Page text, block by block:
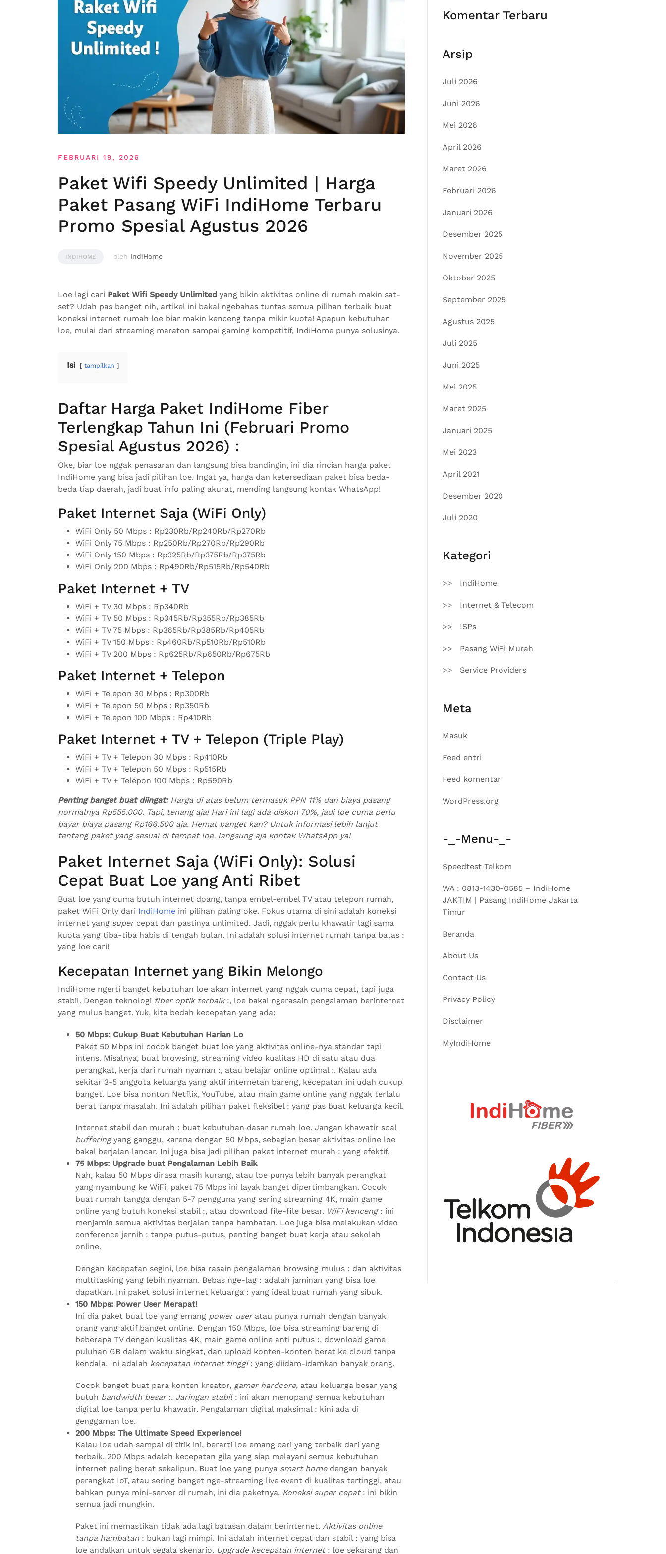
FEBRUARI 19, 2026
Paket Wifi Speedy Unlimited | Harga
Paket Pasang WiFi IndiHome Terbaru
Promo Spesial Agustus 2026
INDIHOME oleh IndiHome
Loe lagi cari Paket Wifi Speedy Unlimited yang bikin aktivitas online di rumah makin sat-
set? Udah pas banget nih, artikel ini bakal ngebahas tuntas semua pilihan terbaik buat
koneksi internet rumah loe biar makin kenceng tanpa mikir kuota! Apapun kebutuhan
loe, mulai dari streaming maraton sampai gaming kompetitif, IndiHome punya solusinya.
Isi tampilkan
Daftar Harga Paket IndiHome Fiber
Terlengkap Tahun Ini (Februari Promo
Spesial Agustus 2026) :
Oke, biar loe nggak penasaran dan langsung bisa bandingin, ini dia rincian harga paket
IndiHome yang bisa jadi pilihan loe. Ingat ya, harga dan ketersediaan paket bisa beda-
beda tiap daerah, jadi buat info paling akurat, mending langsung kontak WhatsApp!
Paket Internet Saja (WiFi Only)
WiFi Only 50 Mbps : Rp230Rb/Rp240Rb/Rp270Rb
WiFi Only 75 Mbps : Rp250Rb/Rp270Rb/Rp290Rb
WiFi Only 150 Mbps : Rp325Rb/Rp375Rb/Rp375Rb
WiFi Only 200 Mbps : Rp490Rb/Rp515Rb/Rp540Rb
Paket Internet + TV
WiFi + TV 30 Mbps : Rp340Rb
WiFi + TV 50 Mbps : Rp345Rb/Rp355Rb/Rp385Rb
WiFi + TV 75 Mbps : Rp365Rb/Rp385Rb/Rp405Rb
WiFi + TV 150 Mbps : Rp460Rb/Rp510Rb/Rp510Rb
WiFi + TV 200 Mbps : Rp625Rb/Rp650Rb/Rp675Rb
Paket Internet + Telepon
WiFi + Telepon 30 Mbps : Rp300Rb
WiFi + Telepon 50 Mbps : Rp350Rb
WiFi + Telepon 100 Mbps : Rp410Rb
Paket Internet + TV + Telepon (Triple Play)
WiFi + TV + Telepon 30 Mbps : Rp410Rb
WiFi + TV + Telepon 50 Mbps : Rp515Rb
WiFi + TV + Telepon 100 Mbps : Rp590Rb
Penting banget buat diingat:Harga di atas belum termasuk PPN 11% dan biaya pasang
normalnya Rp555.000. Tapi, tenang aja! Hari ini lagi ada diskon 70%, jadi loe cuma perlu
bayar biaya pasang Rp166.500 aja. Hemat banget kan? Untuk informasi lebih lanjut
tentang paket yang sesuai di tempat loe, langsung aja kontak WhatsApp ya!
Paket Internet Saja (WiFi Only): Solusi
Cepat Buat Loe yang Anti Ribet
Buat loe yang cuma butuh internet doang, tanpa embel-embel TV atau telepon rumah,
paket WiFi Only dari IndiHome ini pilihan paling oke. Fokus utama di sini adalah koneksi
internet yang supercepat dan pastinya unlimited. Jadi, nggak perlu khawatir lagi sama
kuota yang tiba-tiba habis di tengah bulan. Ini adalah solusi internet rumah tanpa batas :
yang loe cari!
Kecepatan Internet yang Bikin Melongo
IndiHome ngerti banget kebutuhan loe akan internet yang nggak cuma cepat, tapi juga
stabil. Dengan teknologi fiber optik terbaik:, loe bakal ngerasain pengalaman berinternet
yang mulus banget. Yuk, kita bedah kecepatan yang ada:
50 Mbps: Cukup Buat Kebutuhan Harian Lo
Paket 50 Mbps ini cocok banget buat loe yang aktivitas online-nya standar tapi
intens. Misalnya, buat browsing, streaming video kualitas HD di satu atau dua
perangkat, kerja dari rumah nyaman :, atau belajar online optimal :. Kalau ada
sekitar 3-5 anggota keluarga yang aktif internetan bareng, kecepatan ini udah cukup
banget. Loe bisa nonton Netflix, YouTube, atau main game online yang nggak terlalu
berat tanpa masalah. Ini adalah pilihan paket fleksibel : yang pas buat keluarga kecil.
Internet stabil dan murah : buat kebutuhan dasar rumah loe. Jangan khawatir soal
bufferingyang ganggu, karena dengan 50 Mbps, sebagian besar aktivitas online loe
bakal berjalan lancar. Ini juga bisa jadi pilihan paket internet murah : yang efektif.
75 Mbps: Upgrade buat Pengalaman Lebih Baik
Nah, kalau 50 Mbps dirasa masih kurang, atau loe punya lebih banyak perangkat
yang nyambung ke WiFi, paket 75 Mbps ini layak banget dipertimbangkan. Cocok
buat rumah tangga dengan 5-7 pengguna yang sering streaming 4K, main game
online yang butuh koneksi stabil :, atau download file-file besar. WiFi kenceng: ini
menjamin semua aktivitas berjalan tanpa hambatan. Loe juga bisa melakukan video
conference jernih : tanpa putus-putus, penting banget buat kerja atau sekolah
online.
Dengan kecepatan segini, loe bisa rasain pengalaman browsing mulus : dan aktivitas
multitasking yang lebih nyaman. Bebas nge-lag : adalah jaminan yang bisa loe
dapatkan. Ini paket solusi internet keluarga : yang ideal buat rumah yang sibuk.
150 Mbps: Power User Merapat!
Ini dia paket buat loe yang emang power useratau punya rumah dengan banyak
orang yang aktif banget online. Dengan 150 Mbps, loe bisa streaming bareng di
beberapa TV dengan kualitas 4K, main game online anti putus :, download game
puluhan GB dalam waktu singkat, dan upload konten-konten berat ke cloud tanpa
kendala. Ini adalah kecepatan internet tinggi: yang diidam-idamkan banyak orang.
Cocok banget buat para konten kreator, gamer hardcore, atau keluarga besar yang
butuh bandwidth besar:. Jaringan stabil: ini akan menopang semua kebutuhan
digital loe tanpa perlu khawatir. Pengalaman digital maksimal : kini ada di
genggaman loe.
200 Mbps: The Ultimate Speed Experience!
Kalau loe udah sampai di titik ini, berarti loe emang cari yang terbaik dari yang
terbaik. 200 Mbps adalah kecepatan gila yang siap melayani semua kebutuhan
internet paling berat sekalipun. Buat loe yang punya smart homedengan banyak
perangkat IoT, atau sering banget nge-streaming live event di kualitas tertinggi, atau
bahkan punya mini-server di rumah, ini dia paketnya. Koneksi super cepat: ini bikin
semua jadi mungkin.
Paket ini memastikan tidak ada lagi batasan dalam berinternet. Aktivitas online
tanpa hambatan : bukan lagi mimpi. Ini adalah internet cepat dan stabil : yang bisa
loe andalkan untuk segala skenario. Upgrade kecepatan internet: loe sekarang dan
Komentar Terbaru
Arsip
Juli 2026
Juni 2026
Mei 2026
April 2026
Maret 2026
Februari 2026
Januari 2026
Desember 2025
November 2025
Oktober 2025
September 2025
Agustus 2025
Juli 2025
Juni 2025
Mei 2025
Maret 2025
Januari 2025
Mei 2023
April 2021
Desember 2020
Juli 2020
Kategori
IndiHome
Internet & Telecom
ISPs
Pasang WiFi Murah
Service Providers
Meta
Masuk
Feed entri
Feed komentar
WordPress.org
-_-Menu-_-
Speedtest Telkom
WA : 0813-1430-0585 – IndiHome
JAKTIM | Pasang IndiHome Jakarta
Timur
Beranda
About Us
Contact Us
Privacy Policy
Disclaimer
MyIndiHome